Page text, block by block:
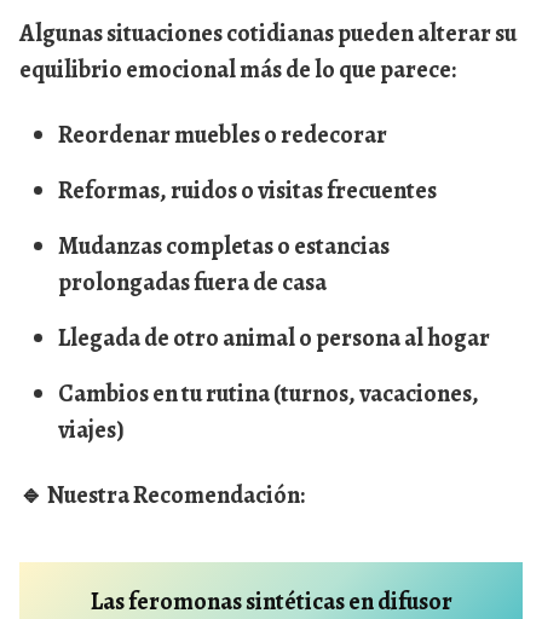
Algunas situaciones cotidianas pueden alterar su
equilibrio emocional más de lo que parece:
Reordenar muebles o redecorar
Reformas, ruidos o visitas frecuentes
Mudanzas completas o estancias
prolongadas fuera de casa
Llegada de otro animal o persona al hogar
Cambios en tu rutina (turnos, vacaciones,
viajes)
🔹 Nuestra Recomendación:
Las feromonas sintéticas en difusor